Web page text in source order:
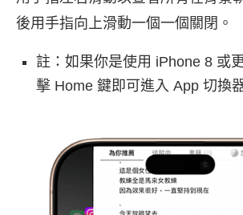
後用手指向上滑動一個一個關閉。
註：如果你是使用 iPhone 8 或
擊 Home 鍵即可進入 App 切換